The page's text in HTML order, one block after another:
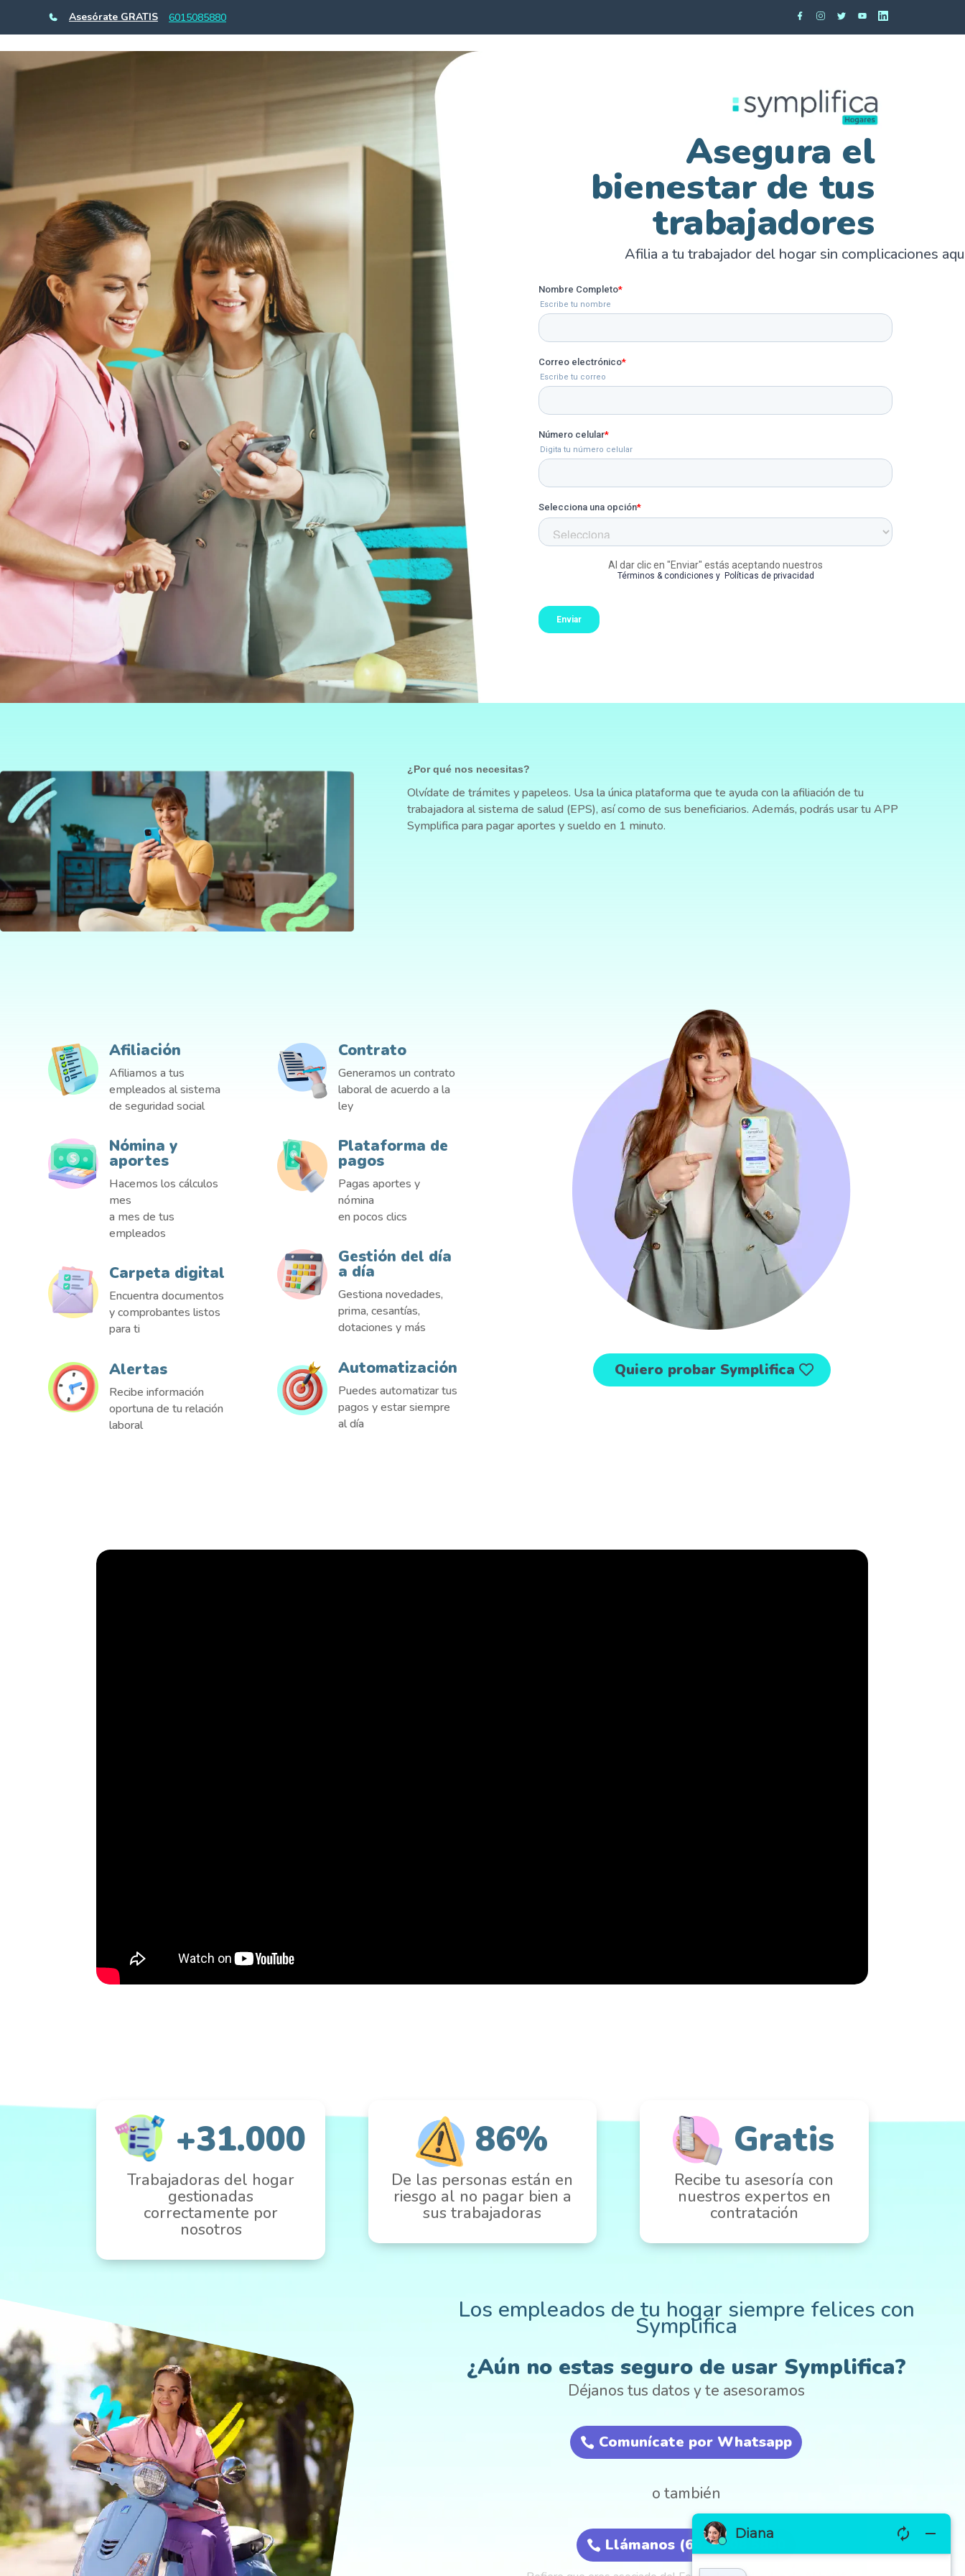
Asegura el
bienestar de tus
trabajadores
Afilia a tu trabajador del hogar sin complicaciones
¿Por qué nos necesitas?
Olvídate de trámites y papeleos. Usa la única plataforma que te ayuda con la afiliación de tu
trabajadora al sistema de salud (EPS), así como de sus beneficiarios. Además, podrás usar tu APP
Symplifica para pagar aportes y sueldo en 1 minuto.
Afiliación
Afiliamos a tus
empleados al sistema
de seguridad social
Nómina y
aportes
Hacemos los cálculos
mes
a mes de tus
empleados
Carpeta digital
Encuentra documentos
y comprobantes listos
para ti
Alertas
Recibe información
oportuna de tu relación
laboral
Contrato
Generamos un contrato
laboral de acuerdo a la
ley
Plataforma de
pagos
Pagas aportes y
nómina
en pocos clics
Gestión del día
a día
Gestiona novedades,
prima, cesantías,
dotaciones y más
Automatización
Puedes automatizar tus
pagos y estar siempre
al día
Quiero probar Symplifica
+31.000
Trabajadoras del hogar
gestionadas
correctamente por
nosotros
86%
De las personas están en
riesgo al no pagar bien a
sus trabajadoras
Gratis
Recibe tu asesoría con
nuestros expertos en
contratación
Los empleados de tu hogar siempre felices con
Symplifica
¿Aún no estas seguro de usar Symplifica?
Déjanos tus datos y te asesoramos
Comunícate por Whatsapp
o también
Llámanos (601) 508 5880
Asesórate GRATIS 6015085880